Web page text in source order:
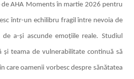
de AHA Moments în martie 2026 pentru
într-un echilibru fragil între nevoia de
a-și ascunde emoțiile reale. Studiul
și teama de vulnerabilitate continuă să
care oamenii vorbesc despre sănătatea